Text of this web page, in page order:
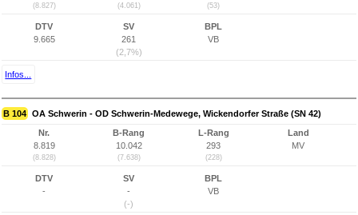
(8.827) (4.061) (53)
DTV
9.665
SV
261
(2,7%)
BPL
VB
Infos...
B 104 OA Schwerin - OD Schwerin-Medewege, Wickendorfer Straße (SN 42)
Nr.
8.819
(8.828)
B-Rang
10.042
(7.638)
L-Rang
293
(228)
Land
MV
DTV
-
SV
-
(-)
BPL
VB